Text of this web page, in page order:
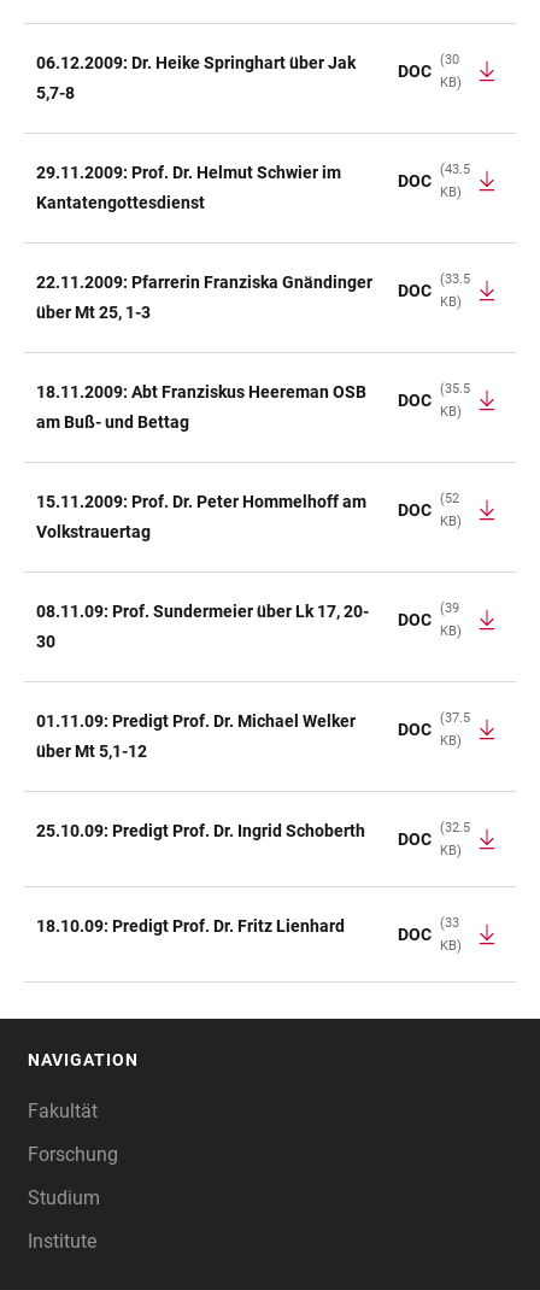
06.12.2009: Dr. Heike Springhart über Jak
5,7-8
DOC
(30
KB)
29.11.2009: Prof. Dr. Helmut Schwier im
Kantatengottesdienst
DOC
(43.5
KB)
22.11.2009: Pfarrerin Franziska Gnändinger
über Mt 25, 1-3
DOC
(33.5
KB)
18.11.2009: Abt Franziskus Heereman OSB
am Buß- und Bettag
DOC
(35.5
KB)
15.11.2009: Prof. Dr. Peter Hommelhoff am
Volkstrauertag
DOC
(52
KB)
08.11.09: Prof. Sundermeier über Lk 17, 20-
30
DOC
(39
KB)
01.11.09: Predigt Prof. Dr. Michael Welker
über Mt 5,1-12
DOC
(37.5
KB)
25.10.09: Predigt Prof. Dr. Ingrid Schoberth DOC
(32.5
KB)
18.10.09: Predigt Prof. Dr. Fritz Lienhard DOC
(33
KB)
NAVIGATION
Fakultät
Forschung
Studium
Institute